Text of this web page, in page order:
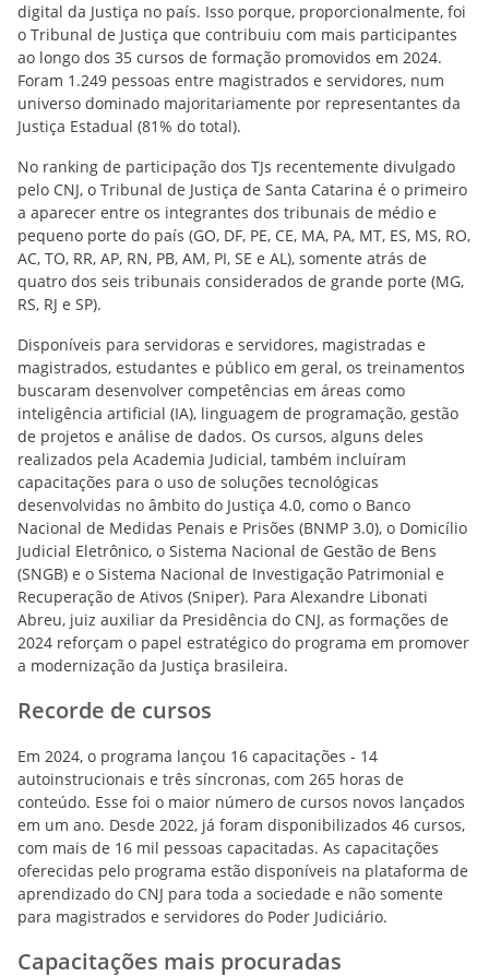
digital da Justiça no país. Isso porque, proporcionalmente, foi
o Tribunal de Justiça que contribuiu com mais participantes
ao longo dos 35 cursos de formação promovidos em 2024.
Foram 1.249 pessoas entre magistrados e servidores, num
universo dominado majoritariamente por representantes da
Justiça Estadual (81% do total).
No ranking de participação dos TJs recentemente divulgado
pelo CNJ, o Tribunal de Justiça de Santa Catarina é o primeiro
a aparecer entre os integrantes dos tribunais de médio e
pequeno porte do país (GO, DF, PE, CE, MA, PA, MT, ES, MS, RO,
AC, TO, RR, AP, RN, PB, AM, PI, SE e AL), somente atrás de
quatro dos seis tribunais considerados de grande porte (MG,
RS, RJ e SP).
Disponíveis para servidoras e servidores, magistradas e
magistrados, estudantes e público em geral, os treinamentos
buscaram desenvolver competências em áreas como
inteligência artificial (IA), linguagem de programação, gestão
de projetos e análise de dados. Os cursos, alguns deles
realizados pela Academia Judicial, também incluíram
capacitações para o uso de soluções tecnológicas
desenvolvidas no âmbito do Justiça 4.0, como o Banco
Nacional de Medidas Penais e Prisões (BNMP 3.0), o Domicílio
Judicial Eletrônico, o Sistema Nacional de Gestão de Bens
(SNGB) e o Sistema Nacional de Investigação Patrimonial e
Recuperação de Ativos (Sniper). Para Alexandre Libonati
Abreu, juiz auxiliar da Presidência do CNJ, as formações de
2024 reforçam o papel estratégico do programa em promover
a modernização da Justiça brasileira.
Recorde de cursos
Em 2024, o programa lançou 16 capacitações - 14
autoinstrucionais e três síncronas, com 265 horas de
conteúdo. Esse foi o maior número de cursos novos lançados
em um ano. Desde 2022, já foram disponibilizados 46 cursos,
com mais de 16 mil pessoas capacitadas. As capacitações
oferecidas pelo programa estão disponíveis na plataforma de
aprendizado do CNJ para toda a sociedade e não somente
para magistrados e servidores do Poder Judiciário.
Capacitações mais procuradas